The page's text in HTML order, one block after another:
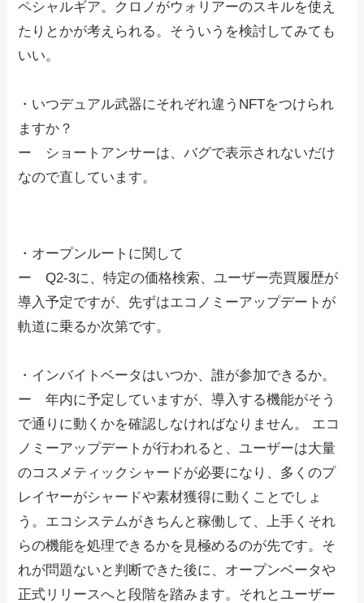
ペシャルギア。クロノがウォリアーのスキルを使え
たりとかが考えられる。そういうを検討してみても
いい。
・いつデュアル武器にそれぞれ違うNFTをつけられ
ますか？
ー ショートアンサーは、バグで表示されないだけ
なので直しています。
・オープンルートに関して
ー Q2-3に、特定の価格検索、ユーザー売買履歴が
導入予定ですが、先ずはエコノミーアップデートが
軌道に乗るか次第です。
・インバイトベータはいつか、誰が参加できるか。
ー 年内に予定していますが、導入する機能がそう
で通りに動くかを確認しなければなりません。 エコ
ノミーアップデートが行われると、ユーザーは大量
のコスメティックシャードが必要になり、多くのプ
レイヤーがシャードや素材獲得に動くことでしょ
う。エコシステムがきちんと稼働して、上手くそれ
らの機能を処理できるかを見極めるのが先です。そ
れが問題ないと判断できた後に、オープンベータや
正式リリースへと段階を踏みます。それとユーザー